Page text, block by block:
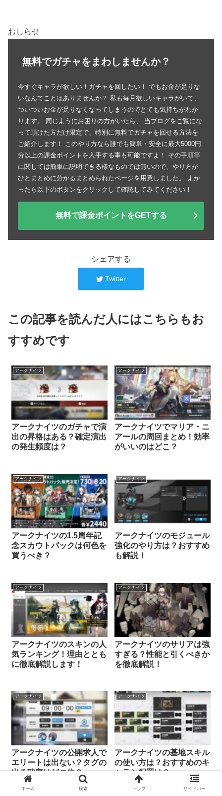
おしらせ
無料でガチャをまわしませんか？
今すぐキャラが欲しい！ガチャを回したい！ でもお金が足りな
いなんてことはありませんか？ 私も毎月欲しいキャラがいて、
ついついお金が足りなくなってしまうのでとても気持ちがわか
ります。 同じようにお困りの方がいたら、 当ブログをご覧にな
って頂けた方だけ限定で、特別に無料でガチャを回せる方法を
ご紹介します！ このやり方なら誰でも簡単・安全に最大5000円
分以上の課金ポイントを入手する事も可能ですよ！ その手順等
に関しては簡単に説明できる様なものでは無いので、やり方が
ひとまとめに分かるまとめられたページを用意しました。 よか
ったら以下のボタンをクリックして確認してみてください！
無料で課金ポイントをGETする
シェアする
Twitter
この記事を読んだ人にはこちらもお
すすめです
アークナイツ
アークナイツのガチャで演
出の昇格はある？確定演出
の発生頻度は？
アークナイツ
アークナイツでマリア・ニ
アールの周回まとめ！効率
がいいのはどこ？
アークナイツ
アークナイツの1.5周年記
念スカウトパックは何色を
買うべき？
アークナイツ
アークナイツのモジュール
強化のやり方は？おすすめ
も解説！
アークナイツ
アークナイツのスキンの人
気ランキング！理由ととも
に徹底解説します！
アークナイツ
アークナイツのサリアは強
すぎる？性能と引くべきか
を徹底解説！
アークナイツ
アークナイツの公開求人で
エリートは出ない？タグの
出る確率はどの位？
アークナイツ
アークナイツの基地スキル
の使い方は？おすすめのキ
ャラと配置は？
ホーム 検索 トップ サイドバー